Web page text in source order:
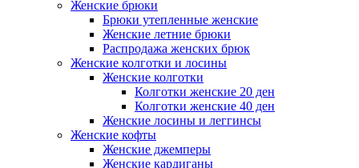
Женские брюки
Брюки утепленные женские
Женские летние брюки
Распродажа женских брюк
Женские колготки и лосины
Женские колготки
Колготки женские 20 ден
Колготки женские 40 ден
Женские лосины и леггинсы
Женские кофты
Женские джемперы
Женские кардиганы